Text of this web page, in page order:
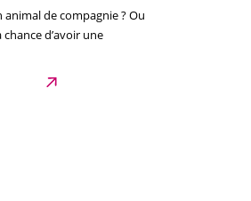
de compagnie ? Ou
d’avoir une